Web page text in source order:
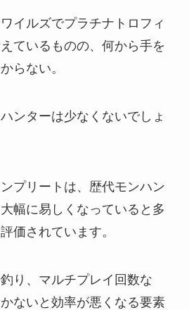
イルズでプラチナトロフィ
ているものの、何から手を
らない。
ンターは少なくないでしょ
プリートは、歴代モンハン
幅に易しくなっていると多
価されています。
り、マルチプレイ回数な
ないと効率が悪くなる要素